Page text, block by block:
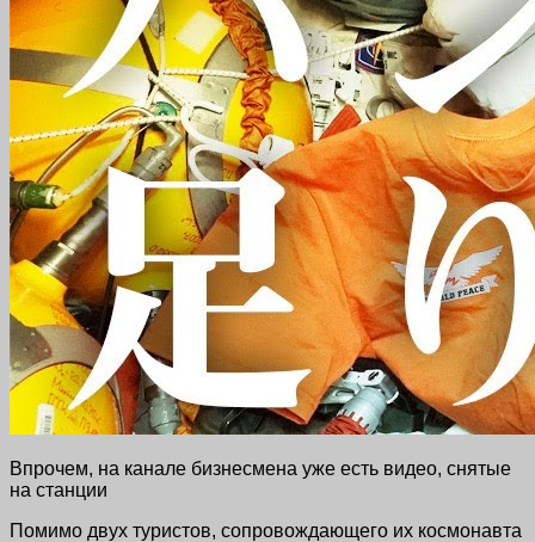
Впрочем, на канале бизнесмена уже есть видео, снятые
на станции
Помимо двух туристов, сопровождающего их космонавта